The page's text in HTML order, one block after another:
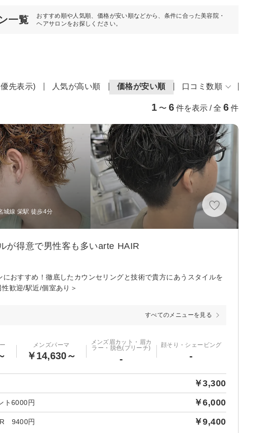
一覧
おすすめ順や人気順、価格が安い順などから、条件に合った美容院・
ヘアサロンをお探しください。
先表示) 人気が高い順 価格が安い順 口コミ数順
1 〜 6 件を表示 / 全 6 件
城線 栄駅 徒歩4分
が得意で男性客も多いarte HAIR
おすすめ！徹底したカウンセリングと技術で貴方にあうスタイルを
歓迎/駅近/個室あり＞
すべてのメニューを見る
メンズパーマ
￥14,630～
メンズ眉カット・眉カ
ラー・脱色(ブリーチ)
-
顔そり・シェービング
-
￥3,300
ト6000円 ￥6,000
9400円 ￥9,400